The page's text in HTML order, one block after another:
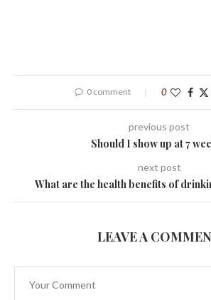
0 comment 0
previous post
Should I show up at 7
next post
What are the health benefits of
LEAVE A